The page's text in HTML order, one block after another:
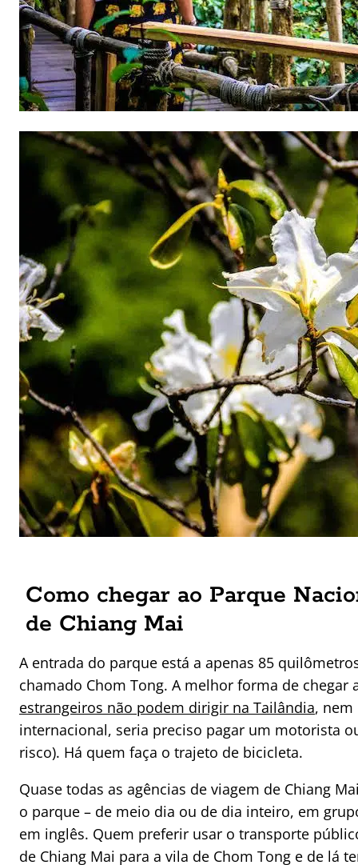
Como chegar ao Parque
de Chiang Mai
A entrada do parque está a apenas 85
chamado Chom Tong. A melhor forma de
estrangeiros não podem dirigir na Tailândia,
internacional, seria preciso pagar um motorista
risco). Há quem faça o trajeto de bicicleta.
Quase todas as agências de viagem de Chiang
o parque – de meio dia ou de dia inteiro, em
em inglês. Quem preferir usar o transporte
de Chiang Mai para a vila de Chom Tong e de lá